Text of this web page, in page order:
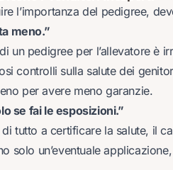
l’importanza del pedigree,
meno.”
un pedigree per l’allevatore è
controlli sulla salute dei
per avere meno garanzie.
se fai le esposizioni.”
tutto a certificare la salute, il
solo un’eventuale